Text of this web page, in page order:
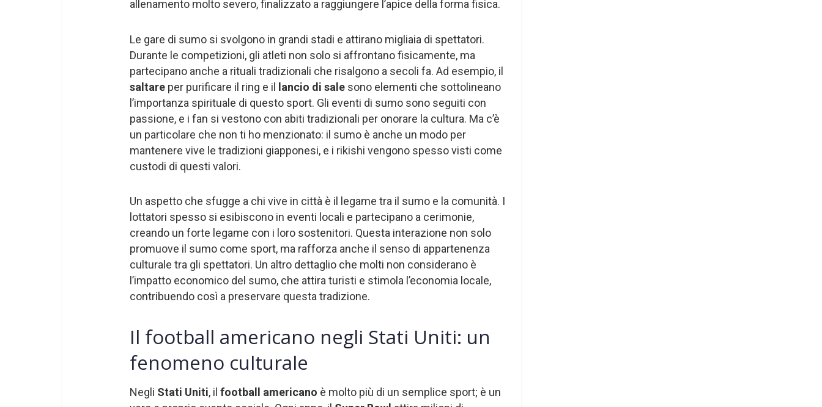
allenamento molto severo, finalizzato a raggiungere l’apice della forma fisica.
Le gare di sumo si svolgono in grandi stadi e attirano migliaia di spettatori.
Durante le competizioni, gli atleti non solo si affrontano fisicamente, ma
partecipano anche a rituali tradizionali che risalgono a secoli fa. Ad esempio, il
saltare per purificare il ring e il lancio di sale sono elementi che sottolineano
l’importanza spirituale di questo sport. Gli eventi di sumo sono seguiti con
passione, e i fan si vestono con abiti tradizionali per onorare la cultura. Ma c’è
un particolare che non ti ho menzionato: il sumo è anche un modo per
mantenere vive le tradizioni giapponesi, e i rikishi vengono spesso visti come
custodi di questi valori.
Un aspetto che sfugge a chi vive in città è il legame tra il sumo e la comunità. I
lottatori spesso si esibiscono in eventi locali e partecipano a cerimonie,
creando un forte legame con i loro sostenitori. Questa interazione non solo
promuove il sumo come sport, ma rafforza anche il senso di appartenenza
culturale tra gli spettatori. Un altro dettaglio che molti non considerano è
l’impatto economico del sumo, che attira turisti e stimola l’economia locale,
contribuendo così a preservare questa tradizione.
Il football americano negli Stati Uniti: un
fenomeno culturale
Negli Stati Uniti, il football americano è molto più di un semplice sport; è un